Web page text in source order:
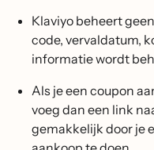
Klaviyo beheert
code, vervaldatum,
informatie wordt
Als je een coupon
voeg dan een link
gemakkelijk door je